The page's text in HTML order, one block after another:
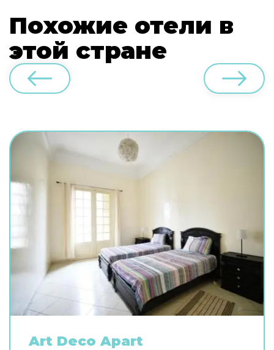
Похожие отели в
этой стране
Art Deco Apart